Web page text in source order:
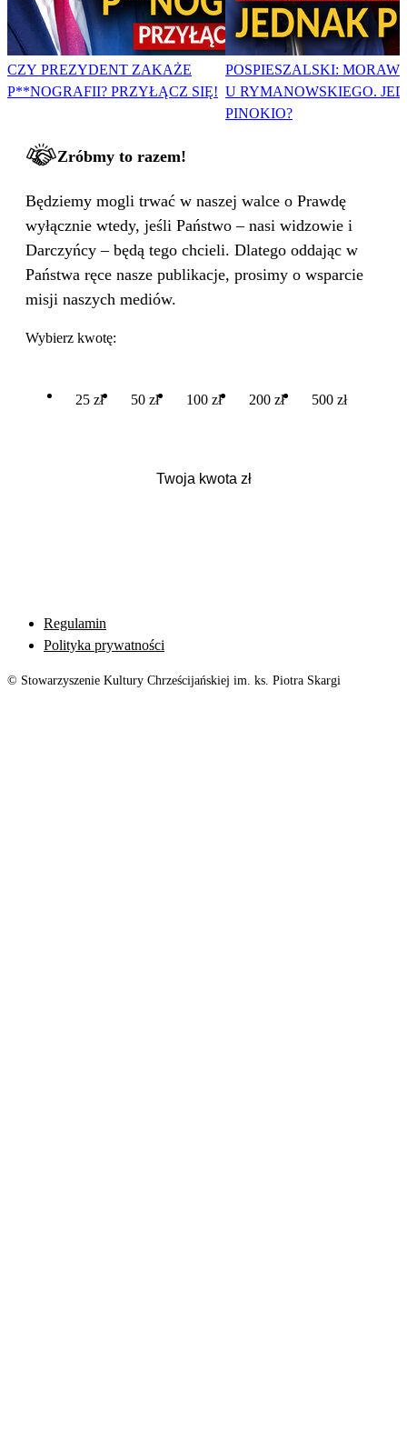
CZY PREZYDENT ZAKAŻE
P**NOGRAFII? PRZYŁĄCZ SIĘ!
POSPIESZALSKI:
U RYMANOWSKIEGO.
PINOKIO?
Zróbmy to razem!
Będziemy mogli trwać w naszej walce o Prawdę
wyłącznie wtedy, jeśli Państwo – nasi widzowie i
Darczyńcy – będą tego chcieli. Dlatego oddając w
Państwa ręce nasze publikacje, prosimy o wsparcie
misji naszych mediów.
Wybierz kwotę:
25 zł 50 zł 100 zł 200 zł 500 zł
Regulamin
Polityka prywatności
© Stowarzyszenie Kultury Chrześcijańskiej im. ks. Piotra Skargi